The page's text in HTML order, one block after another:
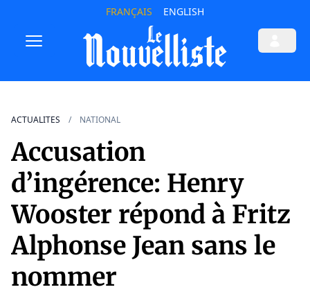
FRANÇAIS ENGLISH
ACTUALITES NATIONAL
Accusation
d’ingérence: Henry
Wooster répond à Fritz
Alphonse Jean sans le
nommer